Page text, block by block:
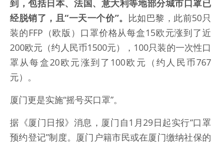
到，包括日本、法国、意大利等地部分城市口罩已
经脱销了，且“一天一个价”。 比如巴黎，此前50只
装的FFP（欧版）口罩价格从每盒15欧元涨到了近
200欧元（约人民币1500元），100只装的一次性口
罩从每盒20欧元涨到了100欧元（约人民币767
元）。
厦门更是实施“摇号买口罩”。
据《厦门日报》消息，厦门自1月29日起实行“口罩
预约登记”制度。厦门户籍市民或在厦门缴纳社保的